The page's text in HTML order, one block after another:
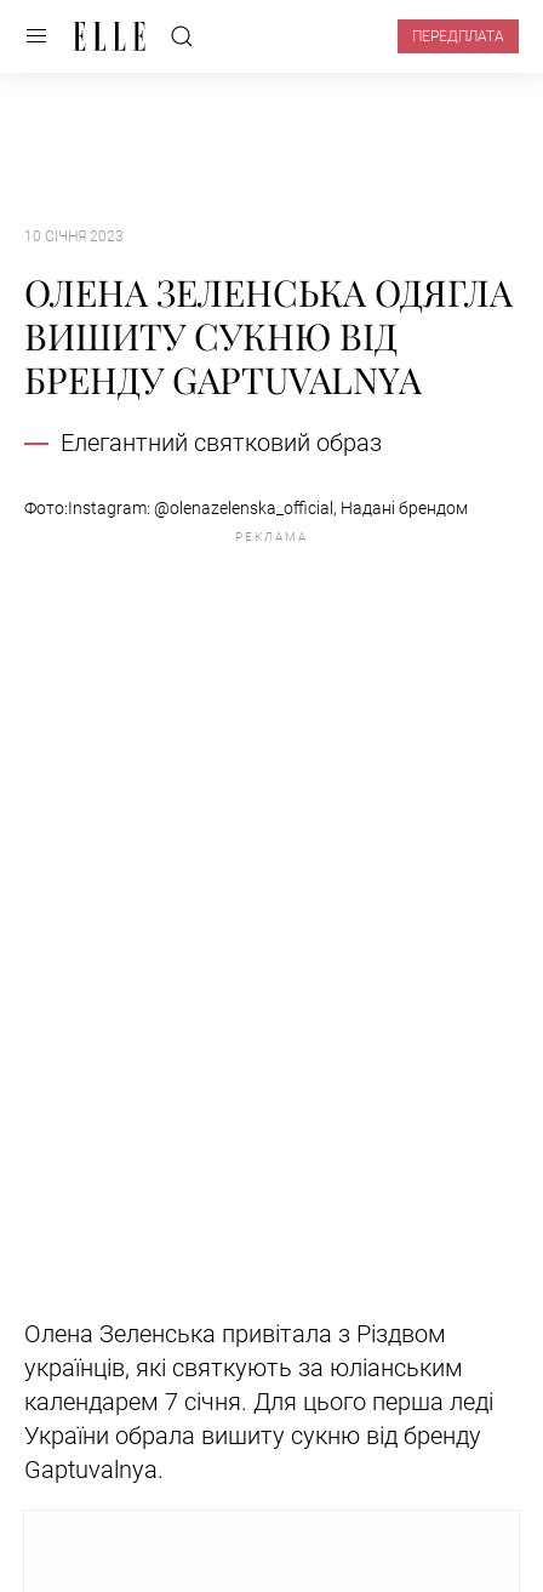
ПЕРЕДПЛАТА
10 СІЧНЯ 2023
ОЛЕНА ЗЕЛЕНСЬКА ОДЯГЛА
ВИШИТУ СУКНЮ ВІД
БРЕНДУ GAPTUVALNYA
Елегантний святковий образ
Фото:Instagram: @olenazelenska_official, Надані брендом
РЕКЛАМА
Олена Зеленська привітала з Різдвом
українців, які святкують за юліанським
календарем 7 січня. Для цього перша леді
України обрала вишиту сукню від бренду
Gaptuvalnya.